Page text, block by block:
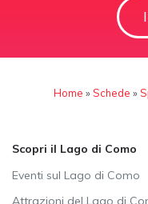
Home »Schede »
Scopri il Lago di Como
Eventi sul Lago di Como
Attrazioni del Lago di